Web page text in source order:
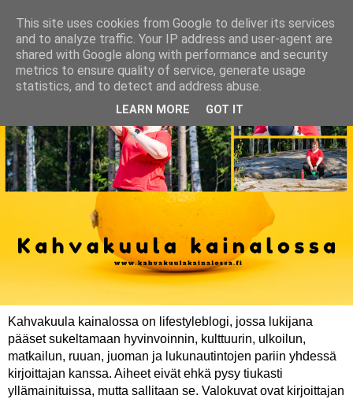
Kahvakuula kainalossa on lifestyleblogi, jossa lukijana
pääset sukeltamaan hyvinvoinnin, kulttuurin, ulkoilun,
matkailun, ruuan, juoman ja lukunautintojen pariin yhdessä
kirjoittajan kanssa. Aiheet eivät ehkä pysy tiukasti
yllämainituissa, mutta sallitaan se. Valokuvat ovat kirjoittajan
This site uses cookies from Google to deliver its services
and to analyze traffic. Your IP address and user-agent are
shared with Google along with performance and security
metrics to ensure quality of service, generate usage
statistics, and to detect and address abuse.
LEARN MORE GOT IT